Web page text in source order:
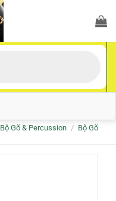
Bộ Gõ & Percussion / Bộ Gõ